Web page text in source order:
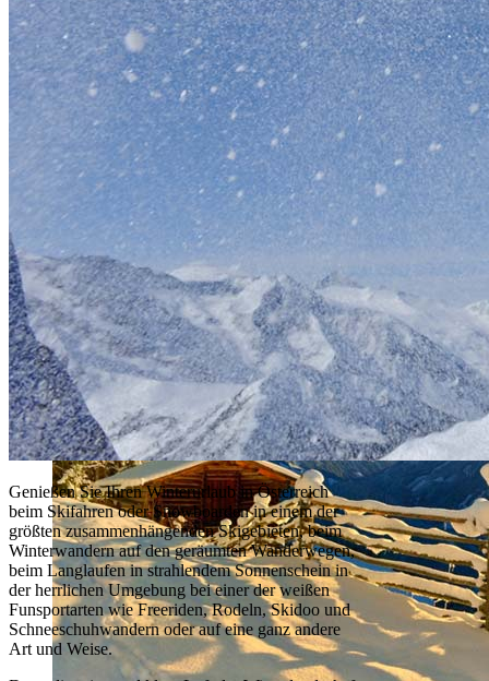
Unbenannt-4.jpg
Genießen Sie Ihren Winterurlaub in Österreich
beim Skifahren oder Snowboarden in einem der
größten zusammenhängenden Skigebieten, beim
Winterwandern auf den geräumten Wanderwegen,
beim Langlaufen in strahlendem Sonnenschein in
der herrlichen Umgebung bei einer der weißen
Funsportarten wie Freeriden, Rodeln, Skidoo und
Schneeschuhwandern oder auf eine ganz andere
Art und Weise.